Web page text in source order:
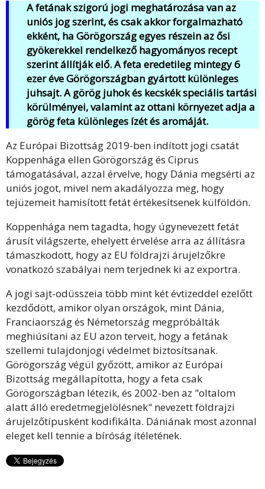
A fetának szigorú jogi meghatározása van az
uniós jog szerint, és csak akkor forgalmazható
ekként, ha Görögország egyes részein az ősi
gyökerekkel rendelkező hagyományos recept
szerint állítják elő. A feta eredetileg mintegy 6
ezer éve Görögországban gyártott különleges
juhsajt. A görög juhok és kecskék speciális tartási
körülményei, valamint az ottani környezet adja a
görög feta különleges ízét és aromáját.
Az Európai Bizottság 2019-ben indított jogi csatát
Koppenhága ellen Görögország és Ciprus
támogatásával, azzal érvelve, hogy Dánia megsérti az
uniós jogot, mivel nem akadályozza meg, hogy
tejüzemeit hamisított fetát értékesítsenek külföldön.
Koppenhága nem tagadta, hogy úgynevezett fetát
árusít világszerte, ehelyett érvelése arra az állításra
támaszkodott, hogy az EU földrajzi árujelzőkre
vonatkozó szabályai nem terjednek ki az exportra.
A jogi sajt-odüsszeia több mint két évtizeddel ezelőtt
kezdődött, amikor olyan országok, mint Dánia,
Franciaország és Németország megpróbálták
meghiúsítani az EU azon terveit, hogy a fetának
szellemi tulajdonjogi védelmet biztosítsanak.
Görögország végül győzött, amikor az Európai
Bizottság megállapította, hogy a feta csak
Görögországban létezik, és 2002-ben az "oltalom
alatt álló eredetmegjelölésnek" nevezett földrajzi
árujelzőtípusként kodifikálta. Dániának most azonnal
eleget kell tennie a bíróság ítéletének.